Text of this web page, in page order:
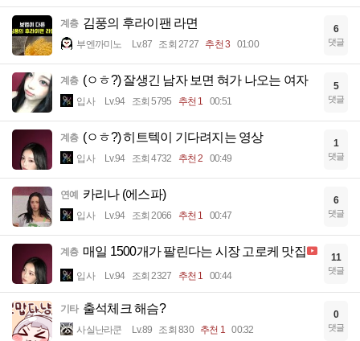
계층 김풍의 후라이팬 라면
부엔까미노 Lv.87 조회 2727 추천 3 01:00
6
댓글
계층 (ㅇㅎ?) 잘생긴 남자 보면 혀가 나오는 여자
입사 Lv.94 조회 5795 추천 1 00:51
5
댓글
계층 (ㅇㅎ?) 히트텍이 기다려지는 영상
입사 Lv.94 조회 4732 추천 2 00:49
1
댓글
연예 카리나 (에스파)
입사 Lv.94 조회 2066 추천 1 00:47
6
댓글
계층 매일 1500개가 팔린다는 시장 고로케 맛집
입사 Lv.94 조회 2327 추천 1 00:44
11
댓글
기타 출석체크 해슴?
사실난라쿤 Lv.89 조회 830 추천 1 00:32
0
댓글